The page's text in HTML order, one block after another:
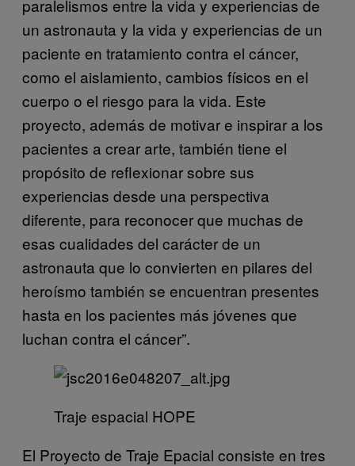
paralelismos entre la vida y experiencias de
un astronauta y la vida y experiencias de un
paciente en tratamiento contra el cáncer,
como el aislamiento, cambios físicos en el
cuerpo o el riesgo para la vida. Este
proyecto, además de motivar e inspirar a los
pacientes a crear arte, también tiene el
propósito de reflexionar sobre sus
experiencias desde una perspectiva
diferente, para reconocer que muchas de
esas cualidades del carácter de un
astronauta que lo convierten en pilares del
heroísmo también se encuentran presentes
hasta en los pacientes más jóvenes que
luchan contra el cáncer”.
Traje espacial HOPE
El Proyecto de Traje Epacial consiste en tres